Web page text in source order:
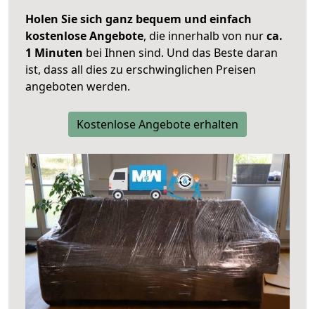
Holen Sie sich ganz bequem und einfach
kostenlose Angebote, die innerhalb von nurca.
1 Minuten bei Ihnen sind. Und das Beste daran
ist, dass all dies zu erschwinglichen Preisen
angeboten werden.
Kostenlose Angebote erhalten